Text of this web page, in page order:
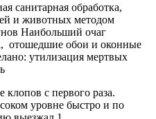
санитарная обработка,
и животных методом
Наибольший очаг
отошедшие обои и оконные
утилизация мертвых
клопов с первого раза.
уровне быстро и по